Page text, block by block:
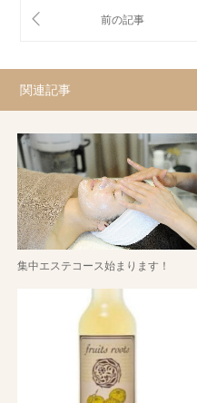
関連記事
集中エステコース始まります！